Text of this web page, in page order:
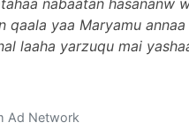
yaa Maryamu
laaha yarzuqu mai
Ad Network